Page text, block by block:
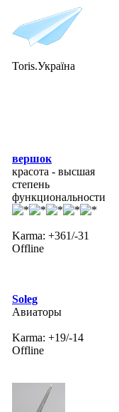
Toris.Україна
вершок
красота - высшая
степень
функциональности
Karma: +361/-31
Offline
Soleg
Авиаторы
Karma: +19/-14
Offline